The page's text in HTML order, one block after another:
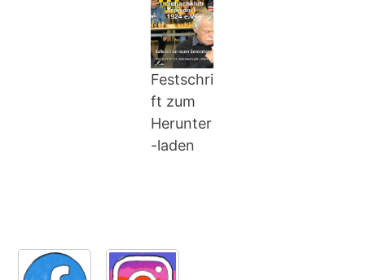
Festschri
ft zum
Herunter
-laden